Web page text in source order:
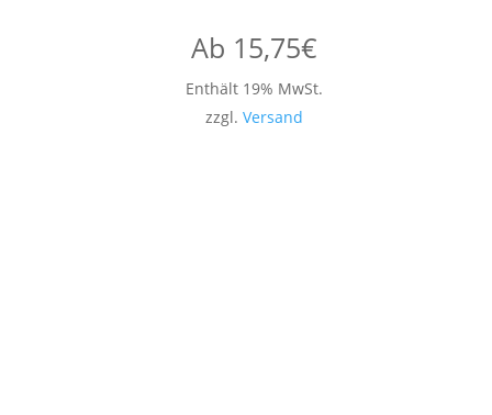
Ab 15,75€
Enthält 19% MwSt.
zzgl. Versand